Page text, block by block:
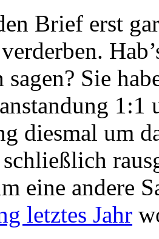
Brief erst
Sie
1:1
diesmal um
eine andere
letztes Jahr